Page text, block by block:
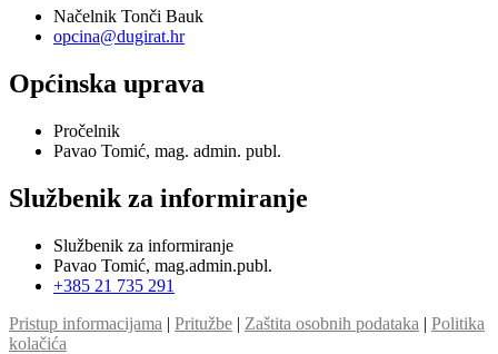
Načelnik Tonči Bauk
opcina@dugirat.hr
Općinska uprava
Pročelnik
Pavao Tomić, mag. admin. publ.
Službenik za informiranje
Službenik za informiranje
Pavao Tomić, mag.admin.publ.
+385 21 735 291
Pristup informacijama | Pritužbe | Zaštita osobnih podataka | Politika
kolačića